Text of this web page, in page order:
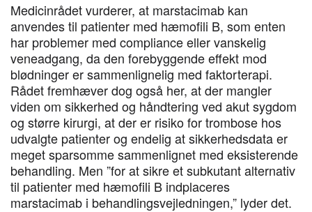
Medicinrådet vurderer, at marstacimab kan
anvendes til patienter med hæmofili B, som enten
har problemer med compliance eller vanskelig
veneadgang, da den forebyggende effekt mod
blødninger er sammenlignelig med faktorterapi.
Rådet fremhæver dog også her, at der mangler
viden om sikkerhed og håndtering ved akut sygdom
og større kirurgi, at der er risiko for trombose hos
udvalgte patienter og endelig at sikkerhedsdata er
meget sparsomme sammenlignet med eksisterende
behandling. Men ”for at sikre et subkutant alternativ
til patienter med hæmofili B indplaceres
marstacimab i behandlingsvejledningen,” lyder det.